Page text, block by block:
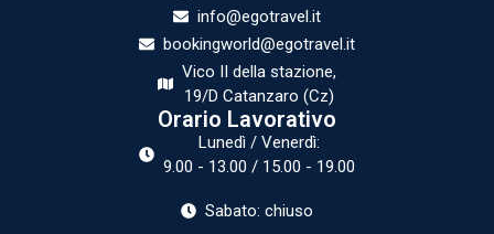
info@egotravel.it
bookingworld@egotravel.it
Vico II della stazione,
19/D Catanzaro (Cz)
Orario Lavorativo
Lunedì / Venerdì:
9.00 - 13.00 / 15.00 - 19.00
Sabato: chiuso